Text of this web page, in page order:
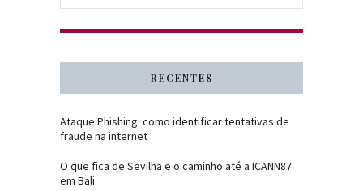
RECENTES
Ataque Phishing: como identificar tentativas de
fraude na internet
O que fica de Sevilha e o caminho até a ICANN87
em Bali